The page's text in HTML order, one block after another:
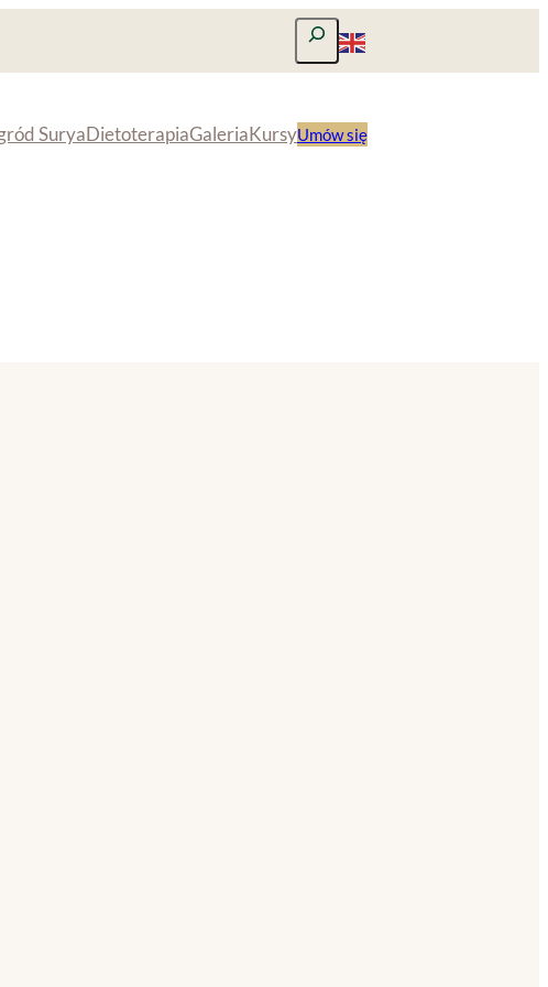
Szukaj
SuryaDietoterapiaGaleriaKursyUmów się